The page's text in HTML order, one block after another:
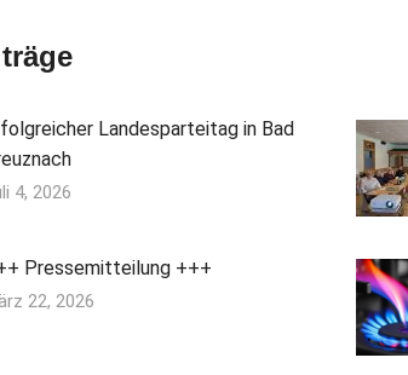
Landesparteitag in Bad
4, 2026
Pressemitteilung +++
22, 2026